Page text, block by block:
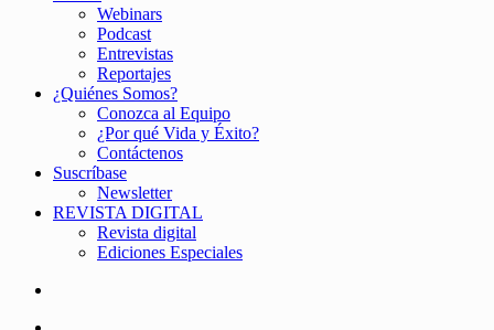
Webinars
Podcast
Entrevistas
Reportajes
¿Quiénes Somos?
Conozca al Equipo
¿Por qué Vida y Éxito?
Contáctenos
Suscríbase
Newsletter
REVISTA DIGITAL
Revista digital
Ediciones Especiales